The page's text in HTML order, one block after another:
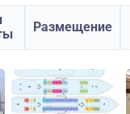
Размещение